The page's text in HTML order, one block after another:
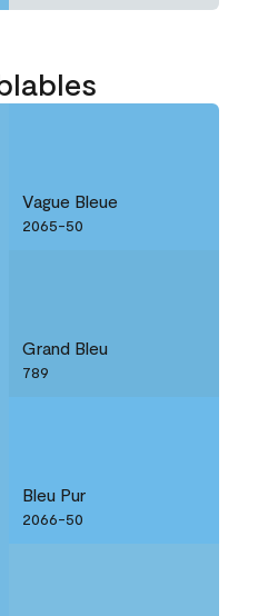
Vague Bleue
2065-50
Grand Bleu
789
Bleu Pur
2066-50